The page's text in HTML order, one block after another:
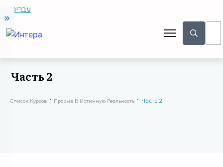
עברית
Часть 2
Список Курсов Прорыв В Истинную Реальность Часть 2